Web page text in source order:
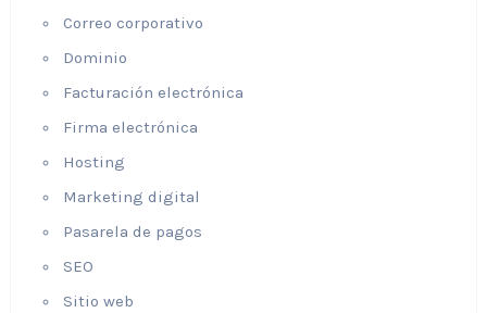
Correo corporativo
Dominio
Facturación electrónica
Firma electrónica
Hosting
Marketing digital
Pasarela de pagos
SEO
Sitio web